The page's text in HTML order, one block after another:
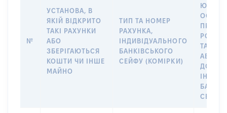
№
УСТАНОВА, В
ЯКІЙ ВІДКРИТО
ТАКІ РАХУНКИ
АБО
ЗБЕРІГАЮТЬСЯ
КОШТИ ЧИ ІНШЕ
МАЙНО
ТИП ТА НОМЕР
РАХУНКА,
ІНДИВІДУАЛЬНОГО
БАНКІВСЬКОГО
СЕЙФУ (КОМІРКИ)
ПРАВО
ТАКИМ
АБО
ДО
СЕЙФУ